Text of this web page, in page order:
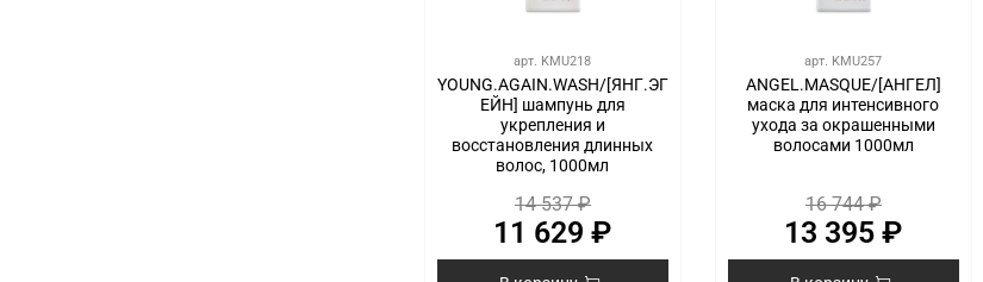
арт. KMU218
YOUNG.AGAIN.WASH/[ЯНГ.ЭГ
ЕЙН] шампунь для
укрепления и
восстановления длинных
волос, 1000мл
14 537 ₽
11 629 ₽
арт. KMU257
ANGEL.MASQUE/[АНГЕЛ]
маска для интенсивного
ухода за окрашенными
волосами 1000мл
16 744 ₽
13 395 ₽